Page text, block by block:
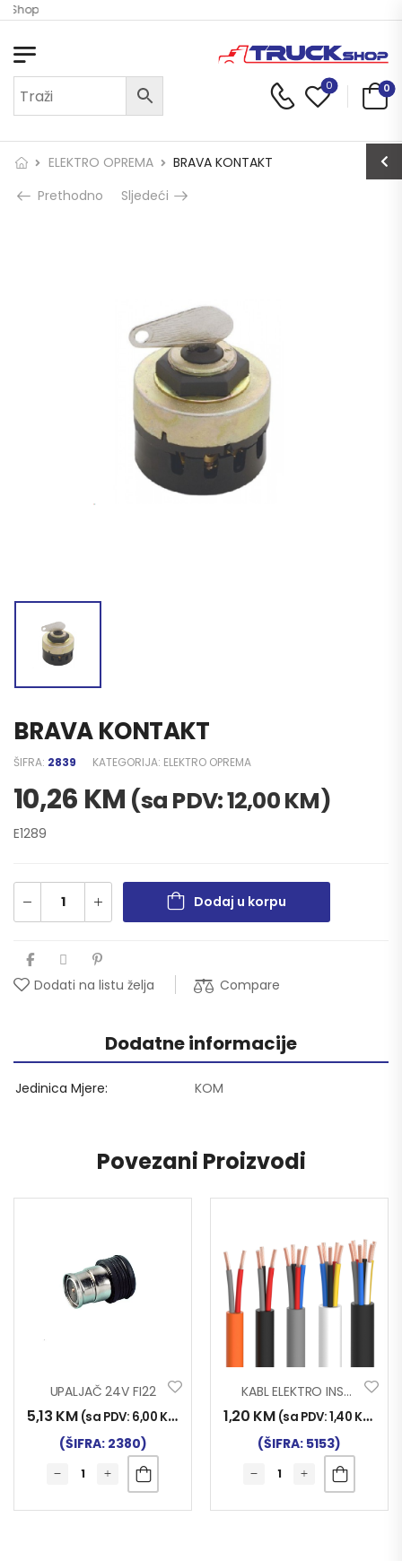
Shop
0 0
ELEKTRO OPREMA
BRAVA KONTAKT
Prethodno
Sljedeći
BRAVA KONTAKT
ŠIFRA: 2839 KATEGORIJA: ELEKTRO OPREMA
10,26 KM (sa PDV:12,00KM)
E1289
Dodaj u korpu
Dodati na listu želja Compare
Dodatne informacije
Jedinica Mjere KOM
Povezani Proizvodi
UPALJAČ 24V FI22
5,13 KM (sa PDV: 6,00 KM
(ŠIFRA: 2380)
KABL ELEKTRO INST. 2×0.75
1,20 KM (sa PDV:1,40 KM
(ŠIFRA: 5153)